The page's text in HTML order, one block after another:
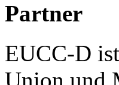
Partner
EUCC-D
Union und